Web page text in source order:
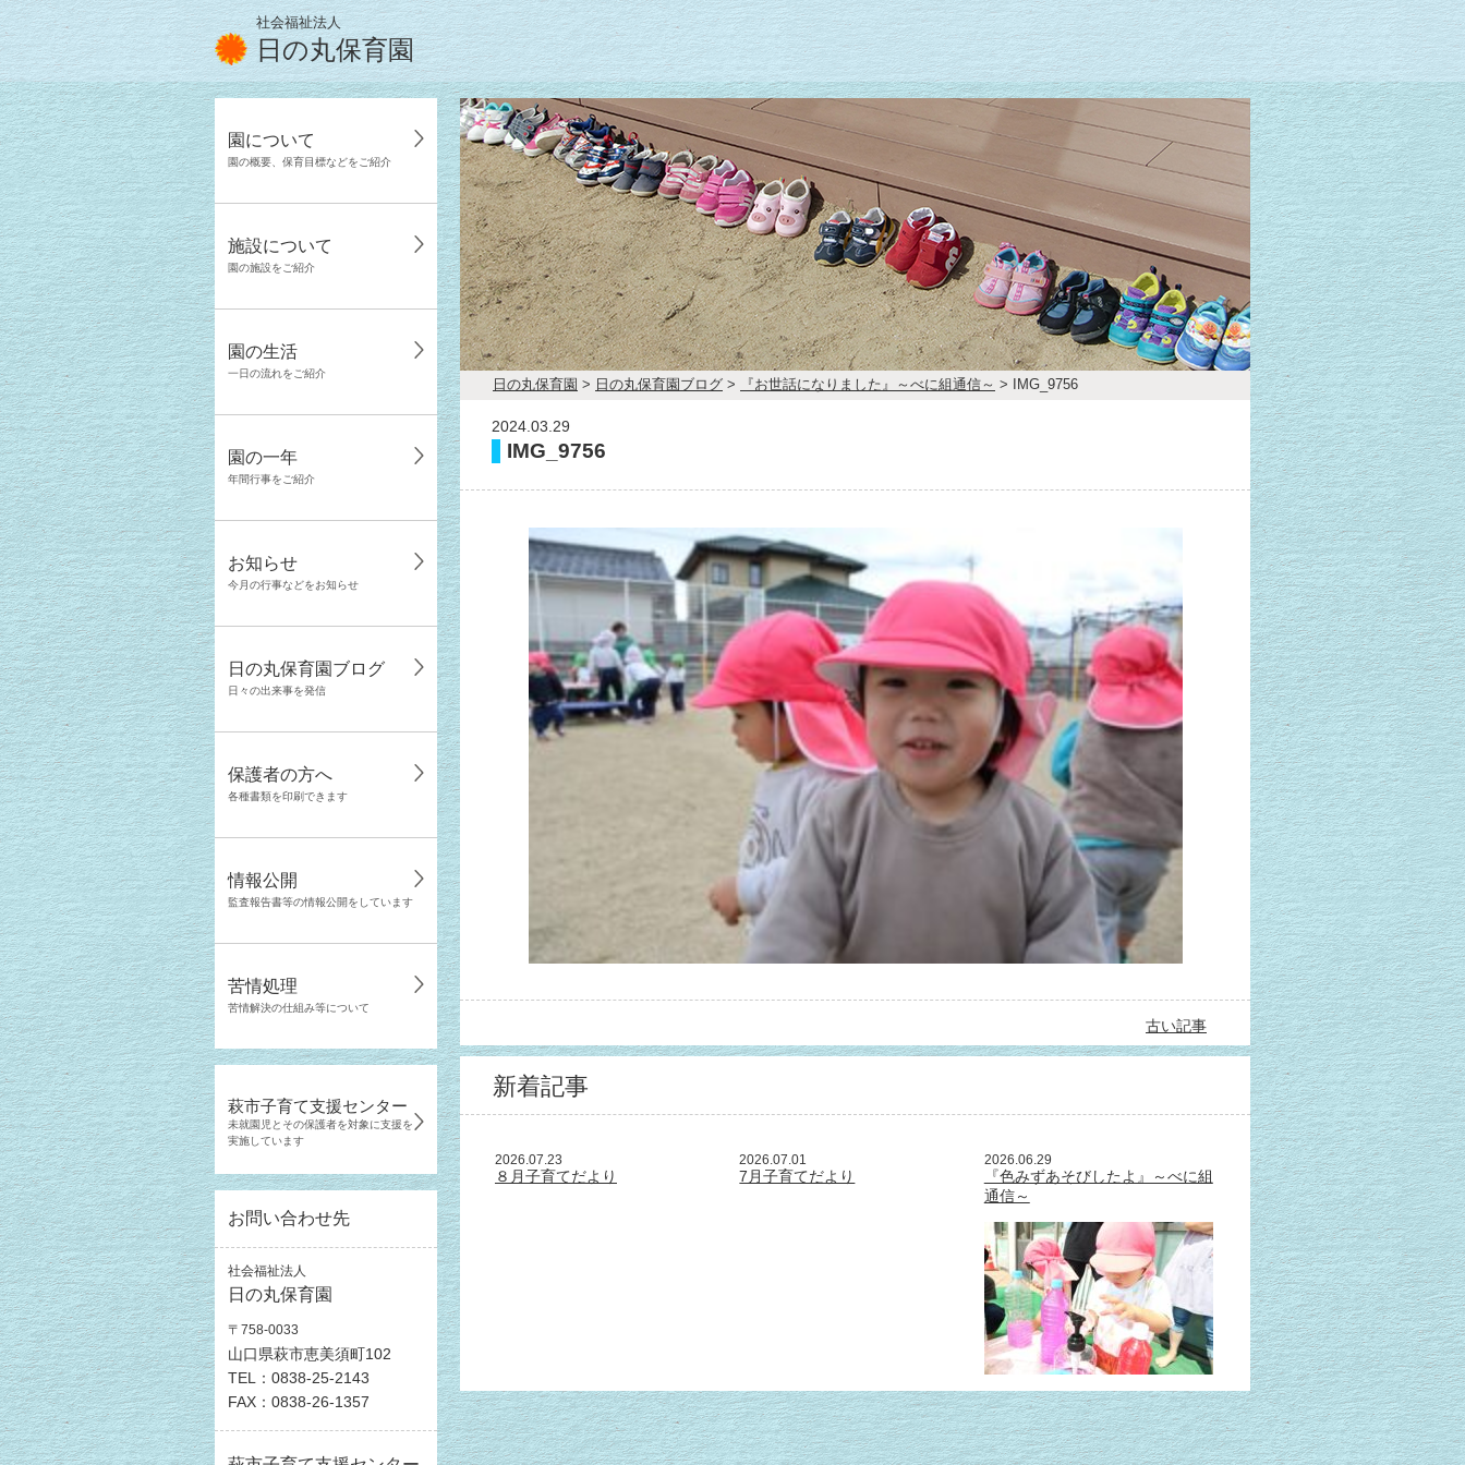
社会福祉法人
日の丸保育園
園について
園の概要、保育目標などをご紹介
施設について
園の施設をご紹介
園の生活
一日の流れをご紹介
園の一年
年間行事をご紹介
お知らせ
今月の行事などをお知らせ
日の丸保育園ブログ
日々の出来事を発信
保護者の方へ
各種書類を印刷できます
情報公開
監査報告書等の情報公開をしています
苦情処理
苦情解決の仕組み等について
萩市子育て支援センター
未就園児とその保護者を対象に支援を
実施しています
お問い合わせ先
社会福祉法人
日の丸保育園
〒758-0033
山口県萩市恵美須町102
TEL：0838-25-2143
FAX：0838-26-1357
日の丸保育園 > 日の丸保育園ブログ > 『お世話になりました』～べに組通信～ > IMG_9756
2024.03.29
IMG_9756
古い記事
新着記事
2026.07.23
８月子育てだより
2026.07.01
7月子育てだより
2026.06.29
『色みずあそびしたよ』～べに組
通信～